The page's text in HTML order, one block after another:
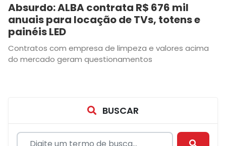
Absurdo: ALBA contrata R$ 676 mil
anuais para locação de TVs, totens e
painéis LED
Contratos com empresa de limpeza e valores acima
do mercado geram questionamentos
BUSCAR